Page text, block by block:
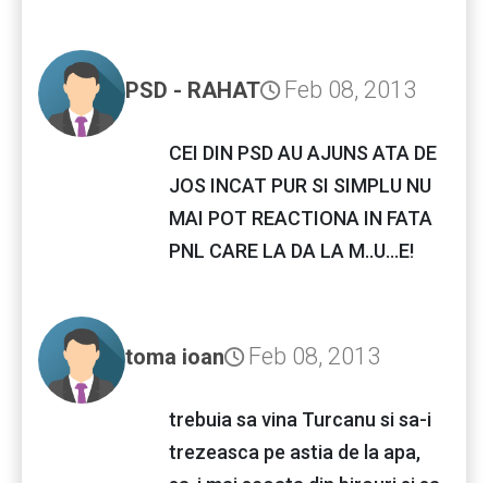
PSD - RAHAT Feb 08, 2013
CEI DIN PSD AU AJUNS ATA DE
JOS INCAT PUR SI SIMPLU NU
MAI POT REACTIONA IN FATA
PNL CARE LA DA LA M..U...E!
toma ioan Feb 08, 2013
trebuia sa vina Turcanu si sa-i
trezeasca pe astia de la apa,